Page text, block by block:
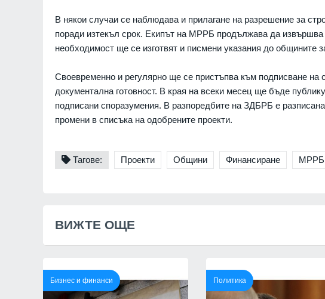
В някои случаи се наблюдава и прилагане на разрешение за
поради изтекъл срок. Екипът на МРРБ продължава да
необходимост ще се изготвят и писмени указания до общините
Своевременно и регулярно ще се пристъпва към подписване на
документална готовност. В края на всеки месец ще бъде
подписани споразумения. В разпоредбите на ЗДБРБ е
промени в списъка на одобрените проекти.
Тагове: Проекти Общини Финансиране МРРБ
ВИЖТЕ ОЩЕ
Бизнес и финанси Политика
Радев за инцидента с евреите в
Банско: Нека чуждестранните
политици се запознаят с фактите,
преди да коментират
The Times: Август 2026 г. може да
превърне в най-"прокълнатия"
за Путин и Русия